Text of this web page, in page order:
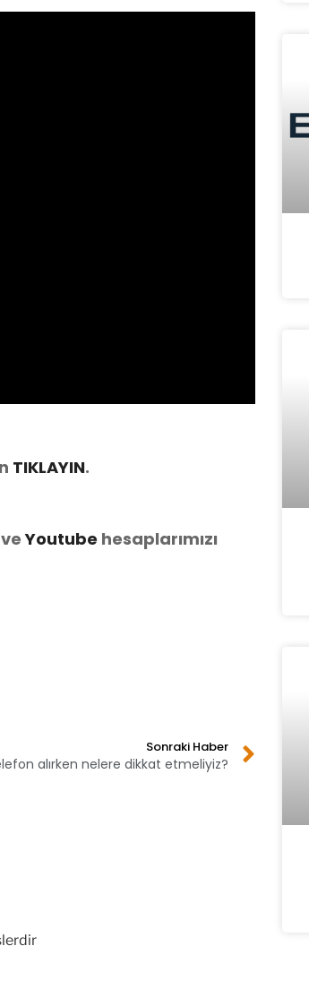
TIKLAYIN.
veYoutube hesaplarımızı
Sonraki Haber
alırken nelere dikkat etmeliyiz?